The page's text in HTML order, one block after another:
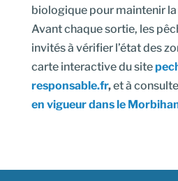
biologique pour maintenir
Avant chaque sortie, les
invités à vérifier l’état des
carte interactive du site
responsable.fr,et à
en vigueur dans le